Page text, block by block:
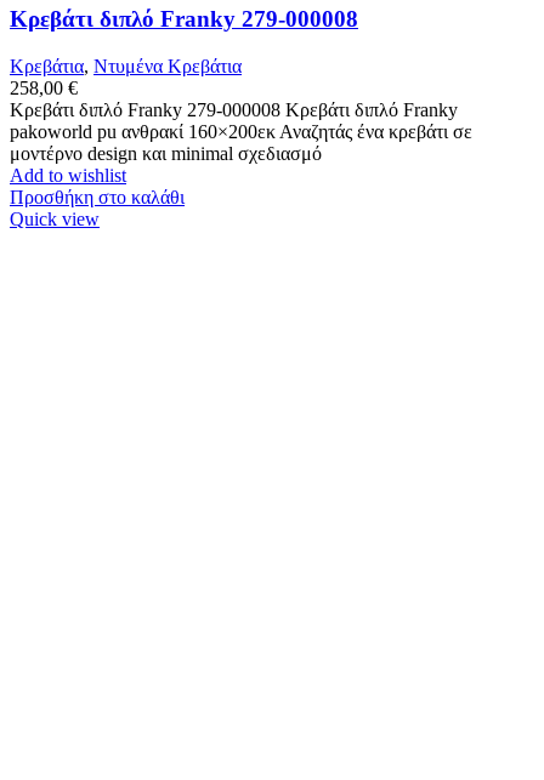
Κρεβάτι διπλό Franky 279-000008
Κρεβάτια, Ντυμένα Κρεβάτια
258,00 €
Κρεβάτι διπλό Franky 279-000008 Κρεβάτι διπλό Franky
pakoworld pu ανθρακί 160×200εκ Αναζητάς ένα κρεβάτι σε
μοντέρνο design και minimal σχεδιασμό
Add to wishlist
Προσθήκη στο καλάθι
Quick view